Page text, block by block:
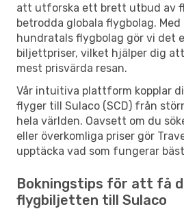
att utforska ett brett utbud av
betrodda globala flygbolag.
hundratals flygbolag gör vi det
biljettpriser, vilket hjälper dig
mest prisvärda resan.
Vår intuitiva plattform kopplar
flyger till Sulaco (SCD) från
hela världen. Oavsett om du
eller överkomliga priser gör
upptäcka vad som fungerar
Bokningstips för att få
flygbiljetten till Sulaco